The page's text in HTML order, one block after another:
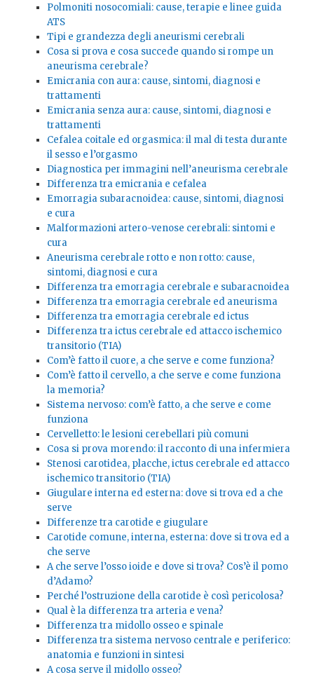
Polmoniti nosocomiali: cause, terapie e linee guida
ATS
Tipi e grandezza degli aneurismi cerebrali
Cosa si prova e cosa succede quando si rompe un
aneurisma cerebrale?
Emicrania con aura: cause, sintomi, diagnosi e
trattamenti
Emicrania senza aura: cause, sintomi, diagnosi e
trattamenti
Cefalea coitale ed orgasmica: il mal di testa durante
il sesso e l’orgasmo
Diagnostica per immagini nell’aneurisma cerebrale
Differenza tra emicrania e cefalea
Emorragia subaracnoidea: cause, sintomi, diagnosi
e cura
Malformazioni artero-venose cerebrali: sintomi e
cura
Aneurisma cerebrale rotto e non rotto: cause,
sintomi, diagnosi e cura
Differenza tra emorragia cerebrale e subaracnoidea
Differenza tra emorragia cerebrale ed aneurisma
Differenza tra emorragia cerebrale ed ictus
Differenza tra ictus cerebrale ed attacco ischemico
transitorio (TIA)
Com’è fatto il cuore, a che serve e come funziona?
Com’è fatto il cervello, a che serve e come funziona
la memoria?
Sistema nervoso: com’è fatto, a che serve e come
funziona
Cervelletto: le lesioni cerebellari più comuni
Cosa si prova morendo: il racconto di una infermiera
Stenosi carotidea, placche, ictus cerebrale ed attacco
ischemico transitorio (TIA)
Giugulare interna ed esterna: dove si trova ed a che
serve
Differenze tra carotide e giugulare
Carotide comune, interna, esterna: dove si trova ed a
che serve
A che serve l’osso ioide e dove si trova? Cos’è il pomo
d’Adamo?
Perché l’ostruzione della carotide è così pericolosa?
Qual è la differenza tra arteria e vena?
Differenza tra midollo osseo e spinale
Differenza tra sistema nervoso centrale e periferico:
anatomia e funzioni in sintesi
A cosa serve il midollo osseo?